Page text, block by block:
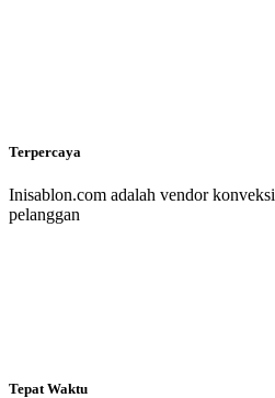
Terpercaya
Inisablon.com adalah vendor
pelanggan
Tepat Waktu